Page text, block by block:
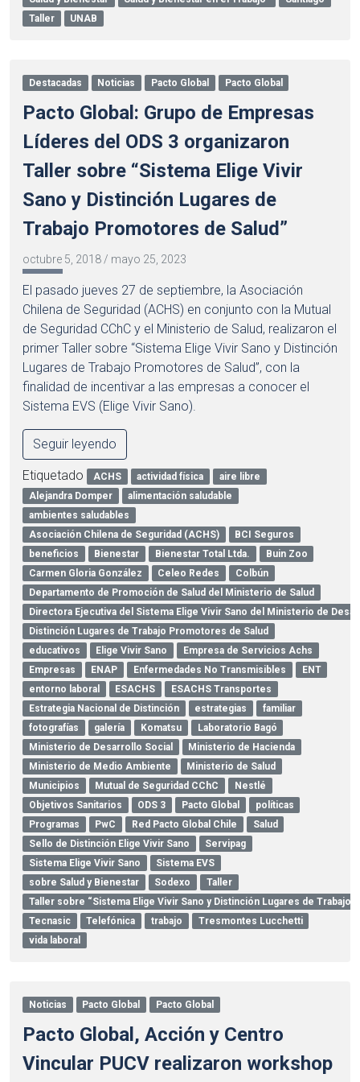
Taller
UNAB
Destacadas Noticias Pacto Global Pacto Global
Pacto Global: Grupo de Empresas
Líderes del ODS 3 organizaron
Taller sobre “Sistema Elige Vivir
Sano y Distinción Lugares de
Trabajo Promotores de Salud”
octubre 5, 2018 / mayo 25, 2023
El pasado jueves 27 de septiembre, la Asociación
Chilena de Seguridad (ACHS) en conjunto con la Mutual
de Seguridad CChC y el Ministerio de Salud, realizaron el
primer Taller sobre “Sistema Elige Vivir Sano y Distinción
Lugares de Trabajo Promotores de Salud”, con la
finalidad de incentivar a las empresas a conocer el
Sistema EVS (Elige Vivir Sano).
Seguir leyendo
Etiquetado ACHS actividad física
aire libre
Alejandra Domper
alimentación saludable
ambientes saludables
Asociación Chilena de Seguridad (ACHS)
BCI Seguros
beneficios
Bienestar Bienestar Total Ltda.
Buin Zoo
Carmen Gloria González
Celeo Redes
Colbún
Departamento de Promoción de Salud del Ministerio de Salud
Directora Ejecutiva del Sistema Elige Vivir Sano del Ministerio de
Distinción Lugares de Trabajo Promotores de Salud
educativos
Elige Vivir Sano
Empresa de Servicios Achs
Empresas
ENAP Enfermedades No Transmisibles
ENT
entorno laboral
ESACHS
ESACHS Transportes
Estrategia Nacional de Distinción
estrategias
familiar
fotografías
galería Komatsu
Laboratorio Bagó
Ministerio de Desarrollo Social
Ministerio de Hacienda
Ministerio de Medio Ambiente
Ministerio de Salud
Municipios
Mutual de Seguridad CChC
Nestlé
Objetivos Sanitarios
ODS 3 Pacto Global
políticas
Programas
PwC Red Pacto Global Chile
Salud
Sello de Distinción Elige Vivir Sano
Servipag
Sistema Elige Vivir Sano
Sistema EVS
sobre Salud y Bienestar
Sodexo
Taller
Taller sobre “Sistema Elige Vivir Sano y Distinción Lugares de Trabajo
Tecnasic
Telefónica trabajo
Tresmontes Lucchetti
vida laboral
Noticias Pacto Global Pacto Global
Pacto Global, Acción y Centro
Vincular PUCV realizaron workshop